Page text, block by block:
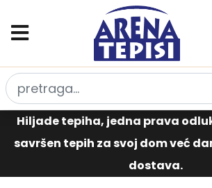
Hiljade tepiha, jedna prava
savršen tepih za svoj dom već
dostava.